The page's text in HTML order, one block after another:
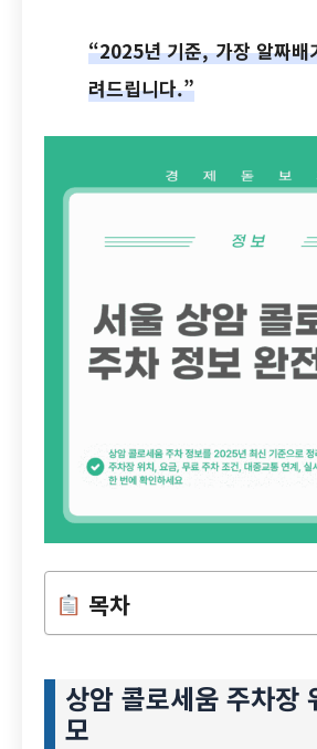
“2025년 기준, 가장 알짜배
려드립니다.”
목차
상암 콜로세움 주차장
모